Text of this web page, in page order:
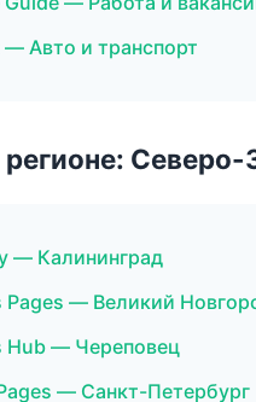
Авто и транспорт
— Калининград
Pages — Великий
Hub — Череповец
— Санкт-Петербург